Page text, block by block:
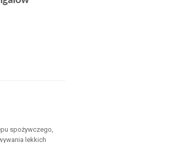
spożywczego,
lekkich